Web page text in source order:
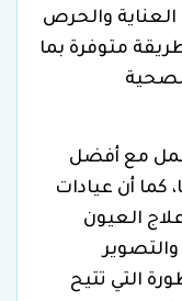
والحرص
متوفرة بما
مع أفضل
كما أن عيادات
العيون
التي تتيح